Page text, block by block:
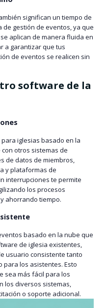
significan un tiempo de
gestión de eventos, ya que
aplican de manera fluida en
a garantizar que tus
de eventos se realicen sin
software de la
iglesias basado en la
otros sistemas de
de datos de miembros,
y plataformas de
interrupciones te permite
los procesos
ahorrando tiempo.
basado en la nube que
de iglesia existentes,
usuario consistente tanto
para los asistentes. Esto
sea más fácil para los
los diversos sistemas,
o soporte adicional.